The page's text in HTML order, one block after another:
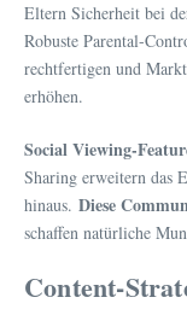
Eltern Sicherheit bei
Robuste Parental-
rechtfertigen und
erhöhen.
Social Viewing-
Sharing erweitern das
hinaus. Diese
schaffen natürliche
Content-